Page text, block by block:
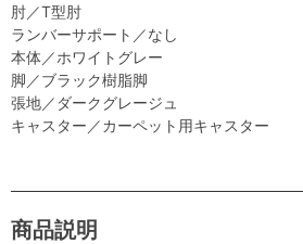
肘／T型肘
ランバーサポート／なし
本体／ホワイトグレー
脚／ブラック樹脂脚
張地／ダークグレージュ
キャスター／カーペット用キャスター
商品説明